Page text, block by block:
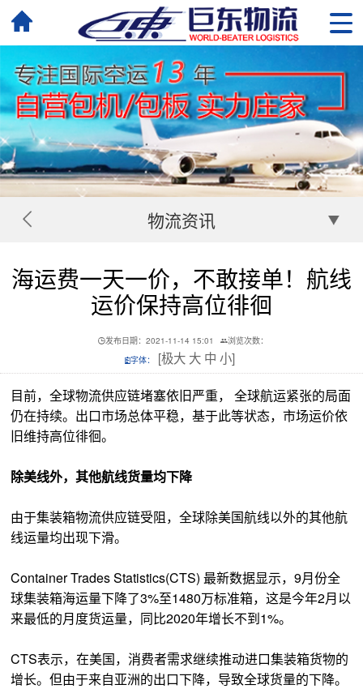
物流资讯
海运费一天一价，不敢接单！航线
运价保持高位徘徊
发布日期：2021-11-14 15:01
浏览次数：
字体：
[极大 大 中 小]
目前，全球物流供应链堵塞依旧严重， 全球航运紧张的局面
仍在持续。出口市场总体平稳，基于此等状态，市场运价依
旧维持高位徘徊。
除美线外，其他航线货量均下降
由于集装箱物流供应链受阻，全球除美国航线以外的其他航
线运量均出现下滑。
Container Trades Statistics(CTS) 最新数据显示，9月份全
球集装箱海运量下降了3%至1480万标准箱，这是今年2月以
来最低的月度货运量，同比2020年增长不到1%。
CTS表示，在美国，消费者需求继续推动进口集装箱货物的
增长。但由于来自亚洲的出口下降，导致全球货量的下降。